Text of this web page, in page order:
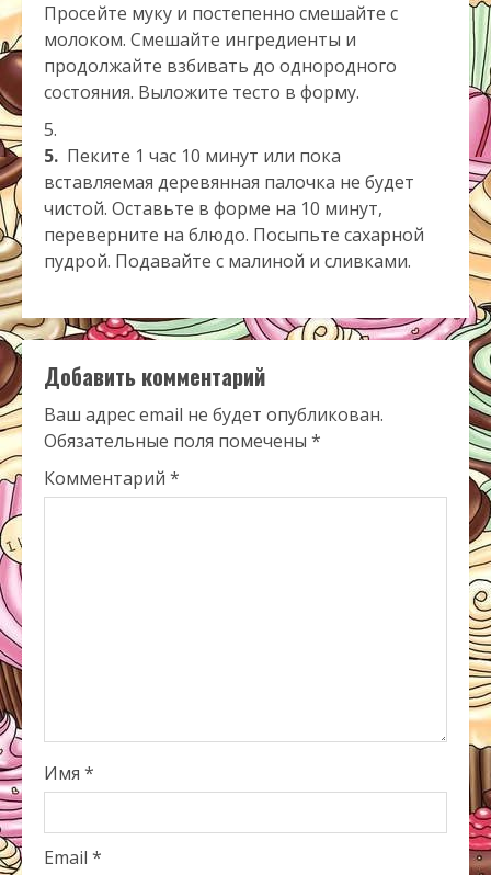
Просейте муку и постепенно смешайте с
молоком. Смешайте ингредиенты и
продолжайте взбивать до однородного
состояния. Выложите тесто в форму.
5. Пеките 1 час 10 минут или пока
вставляемая деревянная палочка не будет
чистой. Оставьте в форме на 10 минут,
переверните на блюдо. Посыпьте сахарной
пудрой. Подавайте с малиной и сливками.
Добавить комментарий
Ваш адрес email не будет опубликован.
Обязательные поля помечены *
Комментарий *
Имя *
Email *